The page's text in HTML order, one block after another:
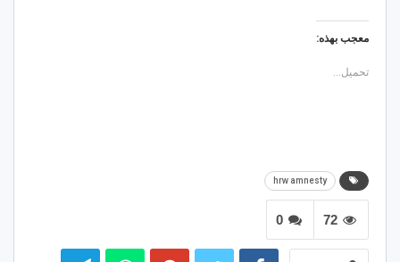
معجب بهذه:
تحميل...
hrw amnesty
0 72